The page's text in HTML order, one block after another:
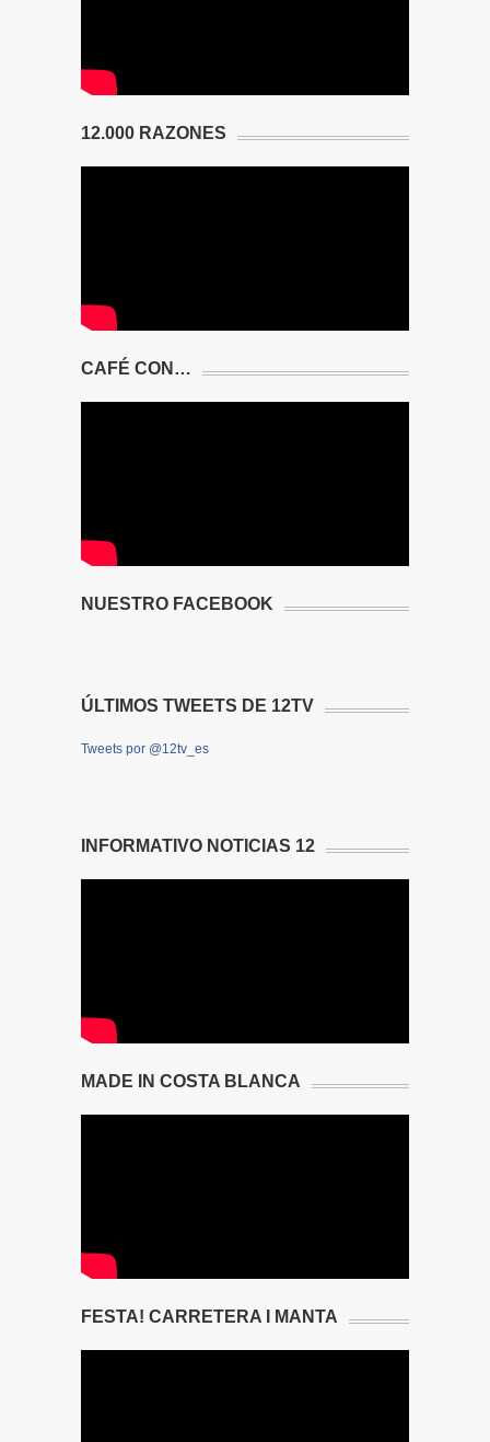
12.000 RAZONES
CAFÉ CON…
NUESTRO FACEBOOK
ÚLTIMOS TWEETS DE 12TV
Tweets por @12tv_es
INFORMATIVO NOTICIAS 12
MADE IN COSTA BLANCA
FESTA! CARRETERA I MANTA